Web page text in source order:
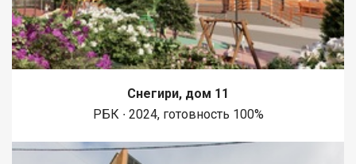
Снегири, дом 11
РБК ∙ 2024, готовность 100%